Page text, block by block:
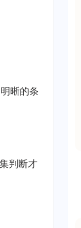
晰的条
判断才